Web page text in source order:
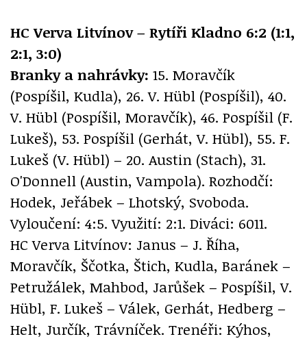
HC Verva Litvínov – Rytíři Kladno 6:2 (1:1,
2:1, 3:0)
Branky a nahrávky: 15. Moravčík
(Pospíšil, Kudla), 26. V. Hübl (Pospíšil), 40.
V. Hübl (Pospíšil, Moravčík), 46. Pospíšil (F.
Lukeš), 53. Pospíšil (Gerhát, V. Hübl), 55. F.
Lukeš (V. Hübl) – 20. Austin (Stach), 31.
O'Donnell (Austin, Vampola). Rozhodčí:
Hodek, Jeřábek – Lhotský, Svoboda.
Vyloučení: 4:5. Využití: 2:1. Diváci: 6011.
HC Verva Litvínov: Janus – J. Říha,
Moravčík, Ščotka, Štich, Kudla, Baránek –
Petružálek, Mahbod, Jarůšek – Pospíšil, V.
Hübl, F. Lukeš – Válek, Gerhát, Hedberg –
Helt, Jurčík, Trávníček. Trenéři: Kýhos,